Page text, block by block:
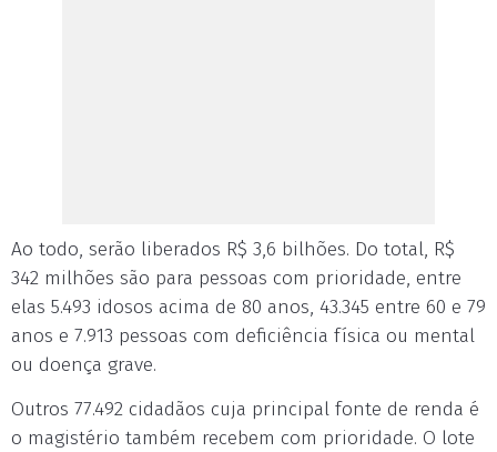
Ao todo, serão liberados R$ 3,6 bilhões. Do total, R$
342 milhões são para pessoas com prioridade, entre
elas 5.493 idosos acima de 80 anos, 43.345 entre 60 e 79
anos e 7.913 pessoas com deficiência física ou mental
ou doença grave.
Outros 77.492 cidadãos cuja principal fonte de renda é
o magistério também recebem com prioridade. O lote